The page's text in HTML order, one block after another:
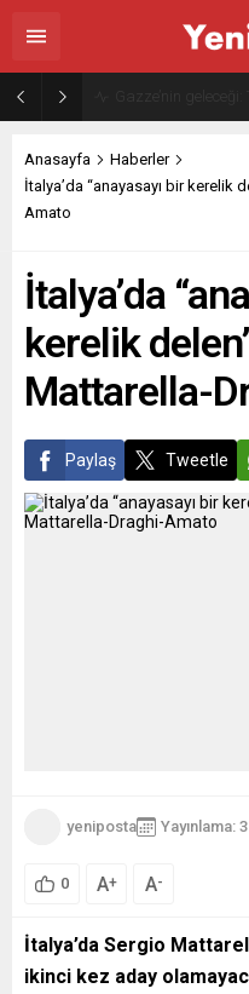
Anasayfa
Haberler
İtalya’da “anayasayı bir kerelik
Amato
İtalya’da
kerelik
Mattarella-
Paylaş Tweetle
yeniposta Yayınlama:
0 A+ A-
İtalya’da Sergio
ikinci kez aday